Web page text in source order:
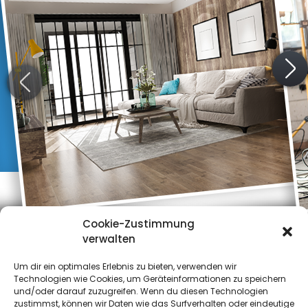
Cookie-Zustimmung
verwalten
Um dir ein optimales Erlebnis zu bieten, verwenden wir
Technologien wie Cookies, um Geräteinformationen zu speichern
und/oder darauf zuzugreifen. Wenn du diesen Technologien
zustimmst, können wir Daten wie das Surfverhalten oder eindeutige
Kontaktieren Sie uns!